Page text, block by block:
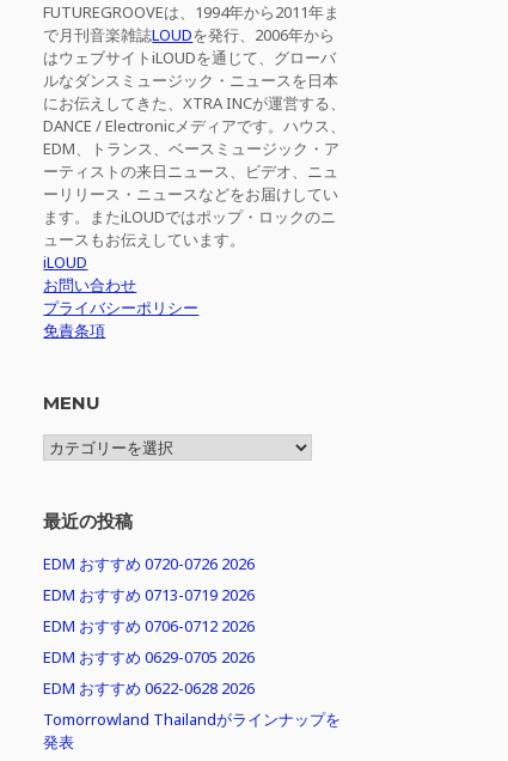
FUTUREGROOVEは、1994年から2011年ま
で月刊音楽雑誌LOUDを発行、2006年から
はウェブサイトiLOUDを通じて、グローバ
ルなダンスミュージック・ニュースを日本
にお伝えしてきた、XTRA INCが運営する、
DANCE / Electronicメディアです。ハウス、
EDM、トランス、ベースミュージック・ア
ーティストの来日ニュース、ビデオ、ニュ
ーリリース・ニュースなどをお届けしてい
ます。またiLOUDではポップ・ロックのニ
ュースもお伝えしています。
iLOUD
お問い合わせ
プライバシーポリシー
免責条項
MENU
MENU
最近の投稿
EDM おすすめ 0720-0726 2026
EDM おすすめ 0713-0719 2026
EDM おすすめ 0706-0712 2026
EDM おすすめ 0629-0705 2026
EDM おすすめ 0622-0628 2026
Tomorrowland Thailandがラインナップを
発表